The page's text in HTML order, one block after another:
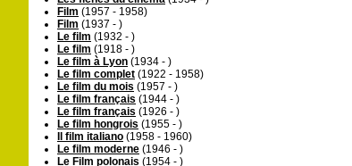
Film (1957 - 1958)
Film (1937 - )
Le film (1932 - )
Le film (1918 - )
Le film à Lyon (1934 - )
Le film complet (1922 - 1958)
Le film du mois (1957 - )
Le film français (1944 - )
Le film français (1926 - )
Le film hongrois (1955 - )
Il film italiano (1958 - 1960)
Le film moderne (1946 - )
Le Film polonais (1954 - )